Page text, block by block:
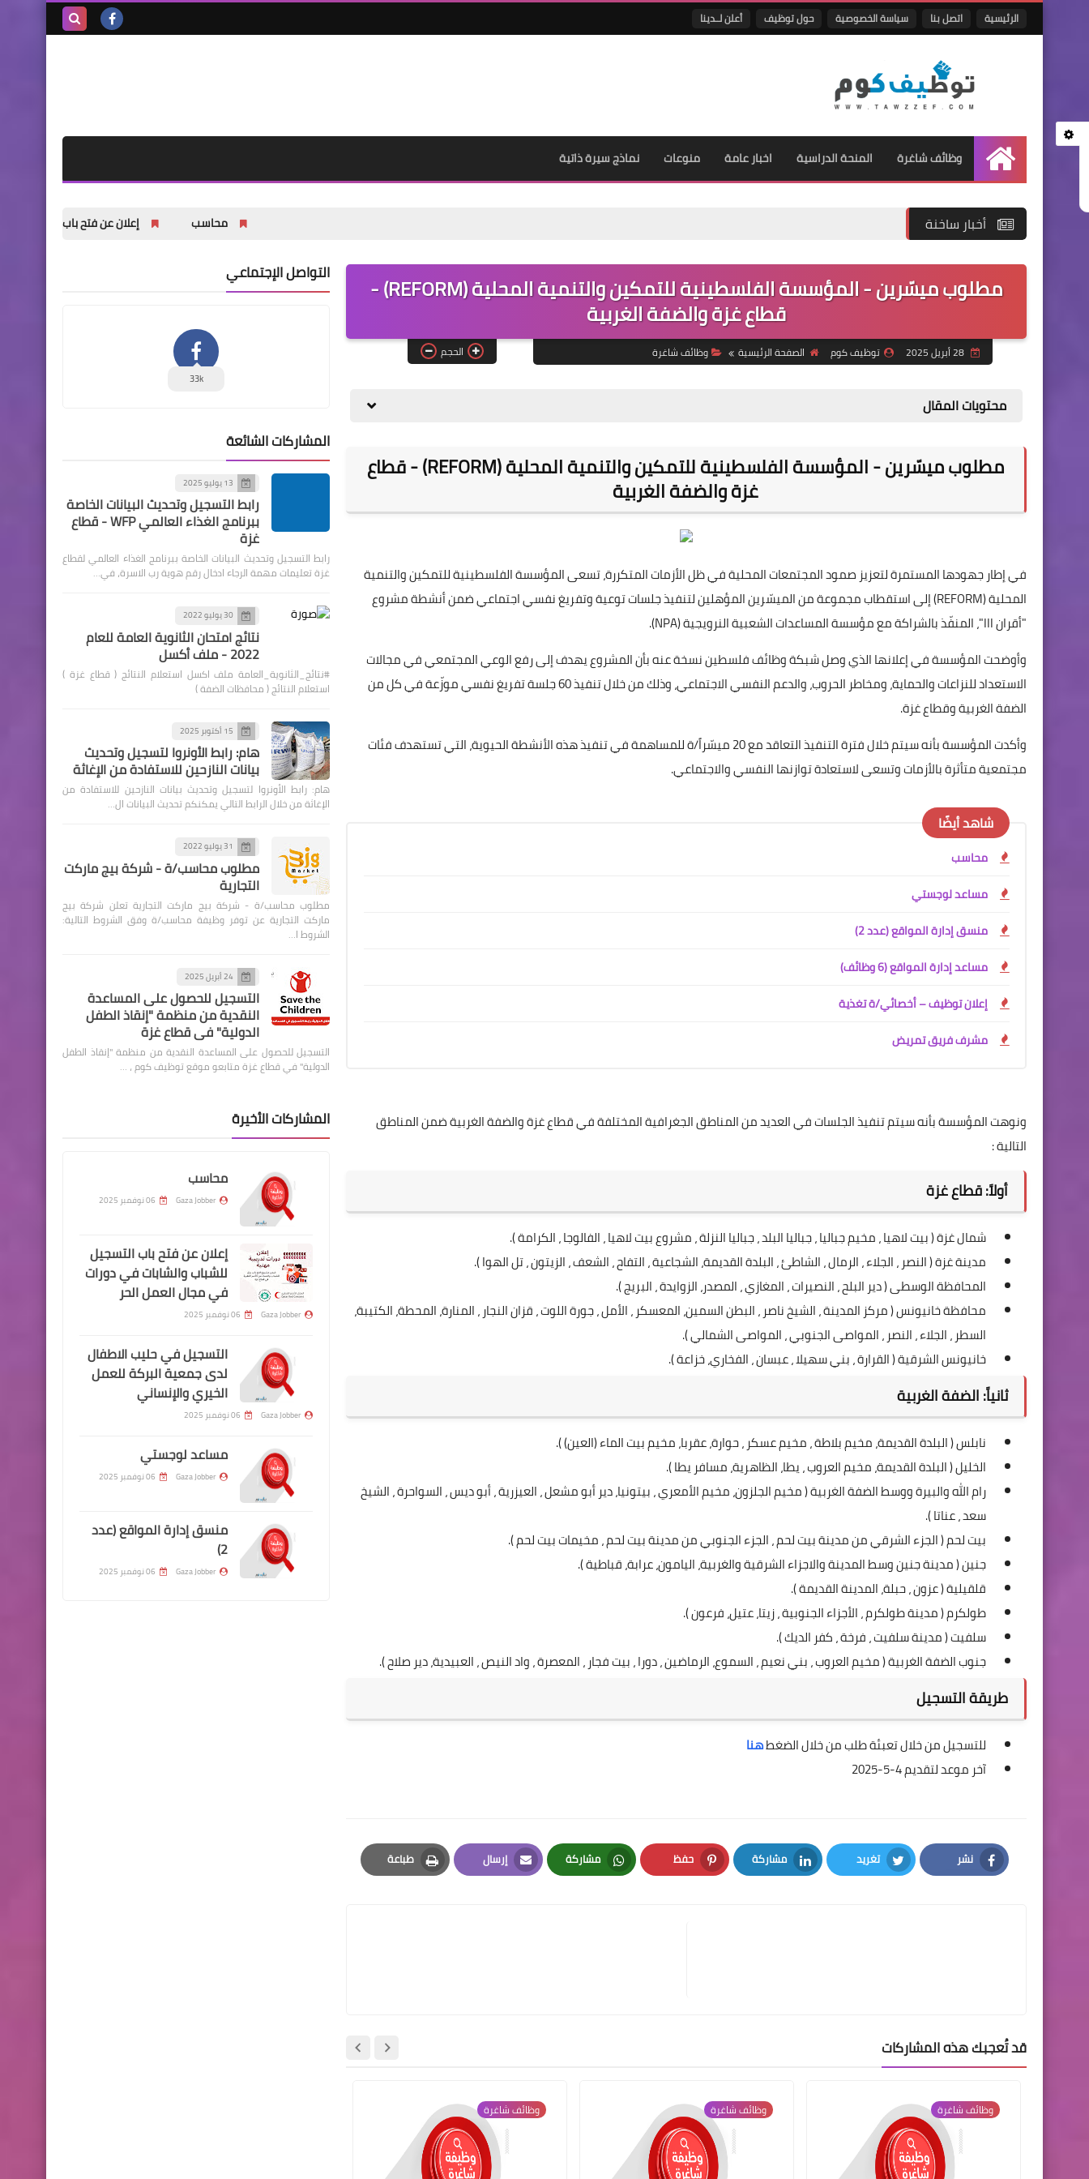
الرئيسية اتصل بنا سياسة الخصوصية حول توظيف أعلن لــدينا
الرئيسية
وظائف شاغرة المنحة الدراسية اخبار عامة منوعات نماذج سيرة ذاتية
أخبار ساخنة إعلان عن فتح باب التسجيل للشباب
مطلوب ميسّرين - المؤسسة الفلسطينية للتمكين والتنمية المحلية (REFORM) -
قطاع غزة والضفة الغربية
توظيف كوم الصفحة الرئيسية وظائف شاغرة الحجم
محتويات المقال
مطلوب ميسّرين - المؤسسة الفلسطينية للتمكين والتنمية المحلية (REFORM) - قطاع
غزة والضفة الغربية
في إطار جهودها المستمرة لتعزيز صمود المجتمعات المحلية في ظل الأزمات المتكررة، تسعى المؤسسة الفلسطينية للتمكين والتنمية
المحلية (REFORM) إلى استقطاب مجموعة من الميسّرين المؤهلين لتنفيذ جلسات توعية وتفريغ نفسي اجتماعي ضمن أنشطة مشروع
"أقران III"، المنفّذ بالشراكة مع مؤسسة المساعدات الشعبية النرويجية (NPA).
وأوضحت المؤسسة في إعلانها الذي وصل شبكة وظائف فلسطين نسخة عنه بأن المشروع يهدف إلى رفع الوعي المجتمعي في مجالات
الاستعداد للنزاعات والحماية، ومخاطر الحروب، والدعم النفسي الاجتماعي، وذلك من خلال تنفيذ 60 جلسة تفريغ نفسي موزّعة في كل من
الضفة الغربية وقطاع غزة.
وأكدت المؤسسة بأنه سيتم خلال فترة التنفيذ التعاقد مع 20 ميسّراً/ة للمساهمة في تنفيذ هذه الأنشطة الحيوية، التي تستهدف فئات
مجتمعية متأثرة بالأزمات وتسعى لاستعادة توازنها النفسي والاجتماعي.
شاهد أيضًا
محاسب
مساعد لوجستي
منسق إدارة المواقع (عدد 2)
مساعد إدارة المواقع (6 وظائف)
إعلان توظيف – أخصائي/ة تغذية
مشرف فريق تمريض
ونوهت المؤسسة بأنه سيتم تنفيذ الجلسات في العديد من المناطق الجغرافية المختلفة في قطاع غزة والضفة الغربية ضمن المناطق
التالية :
أولاً: قطاع غزة
شمال غزة ( بيت لاهيا ، مخيم جباليا ، جباليا البلد ، جباليا النزلة ، مشروع بيت لاهيا ، الفالوجا ، الكرامة ).
مدينة غزة ( النصر ، الجلاء ، الرمال ، الشاطئ ، البلدة القديمة، الشجاعية ، التفاح ، الشعف ، الزيتون ، تل الهوا ).
المحافظة الوسطى ( دير البلح ، النصيرات ، المغازي ، المصدر، الزوايدة ، البريج ).
محافظة خانيونس ( مركز المدينة ، الشيخ ناصر ، البطن السمين، المعسكر ، الأمل ، جورة اللوت ، قزان النجار ، المنارة، المحطة، الكتيبة،
السطر ، الجلاء ، النصر ، المواصى الجنوبي ، المواصى الشمالي ).
خانيونس الشرقية ( القرارة ، بني سهيلا ، عبسان ، الفخاري، خزاعة ).
ثانياً: الضفة الغربية
نابلس ( البلدة القديمة، مخيم بلاطة ، مخيم عسكر ، حوارة، عقربا، مخيم بيت الماء (العين) ).
الخليل ( البلدة القديمة، مخيم العروب ، يطا، الظاهرية، مسافر يطا ).
رام الله والبيرة ووسط الضفة الغربية ( مخيم الجلزون، مخيم الأمعري ، بيتونيا، دير أبو مشعل ، العيزرية ، أبو ديس ، السواحرة ، الشيخ
سعد ، عناتا ).
بيت لحم ( الجزء الشرقي من مدينة بيت لحم ، الجزء الجنوبي من مدينة بيت لحم ، مخيمات بيت لحم ).
جنين ( مدينة جنين وسط المدينة والاجزاء الشرقية والغربية، اليامون، عرابة، قباطية ).
قلقيلية ( عزون ، حبلة، المدينة القديمة ).
طولكرم ( مدينة طولكرم ، الأجزاء الجنوبية ، زيتا، عتيل، فرعون ).
سلفيت ( مدينة سلفيت ، فرخة ، كفر الديك ).
جنوب الضفة الغربية ( مخيم العروب ، بني نعيم ، السموع، الرماضين ، دورا ، بيت فجار ، المعصرة ، واد النيص ، العبيدية، دير صلاح ).
طريقة التسجيل
للتسجيل من خلال تعبئة طلب من خلال الضغطهنا
آخر موعد لتقديم 4-5-2025
نشر
Facebook
تغريد
Twitter
مشاركة
LinkedIn
حفظ
Pinterest
مشاركة
Whatsapp
إرسال
Email
طباعة
Print
قد تُعجبك هذه المشاركات
وظائف شاغرة وظائف شاغرة وظائف شاغرة
التواصل الإجتماعي
33k
المشاركات الشائعة
13 يوليو 2025
رابط التسجيل وتحديث البيانات الخاصة
ببرنامج الغذاء العالمي WFP - قطاع
غزة
رابط التسجيل وتحديث البيانات الخاصة ببرنامج الغذاء العالمي لقطاع
غزة تعليمات مهمة الرجاء ادخال رقم هوية رب الاسرة، في…
30 يوليو 2022
نتائج امتحان الثانوية العامة للعام
2022 - ملف أكسل
#نتائج_الثانوية_العامة ملف اكسل استعلام النتائج ( قطاع غزة )
استعلام النتائج ( محافظات الضفة )
15 أكتوبر 2025
هام: رابط الأونروا لتسجيل وتحديث
بيانات النازحين للاستفادة من الإغاثة
هام: رابط الأونروا لتسجيل وتحديث بيانات النازحين للاستفادة من
الإغاثة من خلال الرابط التالي يمكنكم تحديث البيانات ال…
31 يوليو 2022
مطلوب محاسب/ة - شركة بيج ماركت
التجارية
مطلوب محاسب/ة - شركة بيج ماركت التجارية تعلن شركة بيج
ماركت التجارية عن توفر وظيفة محاسب/ة وفق الشروط التالية:
الشروط ا…
24 أبريل 2025
التسجيل للحصول على المساعدة
النقدية من منظمة "إنقاذ الطفل
الدولية" في قطاع غزة
التسجيل للحصول على المساعدة النقدية من منظمة "إنقاذ الطفل
الدولية" في قطاع غزة متابعو موقع توظيف كوم ، …
المشاركات الأخيرة
محاسب
Gaza Jobber 06 نوفمبر 2025
إعلان عن فتح باب التسجيل
للشباب والشابات في دورات
في مجال العمل الحر
Gaza Jobber 06 نوفمبر 2025
التسجيل في حليب الاطفال
لدى جمعية البركة للعمل
الخيري والإنساني
Gaza Jobber 06 نوفمبر 2025
مساعد لوجستي
Gaza Jobber 06 نوفمبر 2025
منسق إدارة المواقع (عدد
2)
Gaza Jobber 06 نوفمبر 2025